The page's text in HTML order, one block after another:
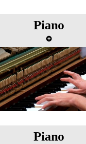
Piano
Master class de piano
Maria Curcio
Piano